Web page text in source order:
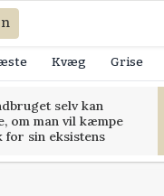
Kvæg Grise
selv kan
om man vil kæmpe
for sin eksistens